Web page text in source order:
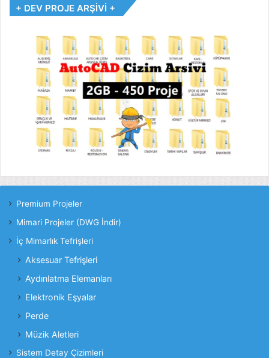
+ DEV PROJE ARŞİVİ +
Premium Projeler
Mimari Projeler (DWG İndir)
İç Mimarlık Tefrişleri
Aksesuar Tefrişleri
Aydınlatma Elemanları
Elektronik Eşyalar
Perde
Müzik Aletleri
Sistem Detay Çizimleri